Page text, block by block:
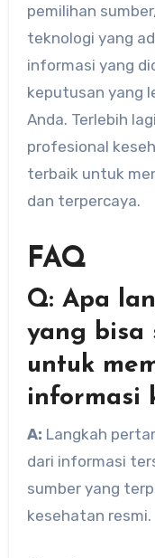
pemilihan
teknologi yang
informasi yang
keputusan yang
Anda. Terlebih
profesional
terbaik untuk
dan terpercaya.
FAQ
Q: Apa
yang bisa
untuk
informasi
A: Langkah
dari informasi
sumber yang
kesehatan resmi.